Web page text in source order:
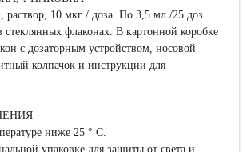
раствор, 10 мкг / доза. По 3,5 мл /25 доз
флаконах. В картонной коробке
с дозаторным устройством, носовой
колпачок и инструкции для
ниже 25 ° С.
упаковке для защиты от света и